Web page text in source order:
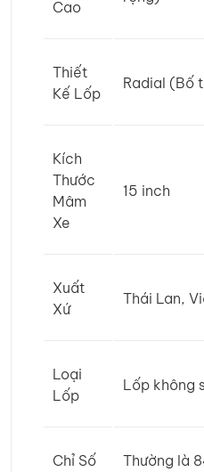
Cao
Thiết
Kế Lốp
Radial (Bố
Kích
Thước
Mâm
Xe
15 inch
Xuất
Xứ
Thái Lan,
Loại
Lốp
Lốp không
Chỉ Số
Thường là